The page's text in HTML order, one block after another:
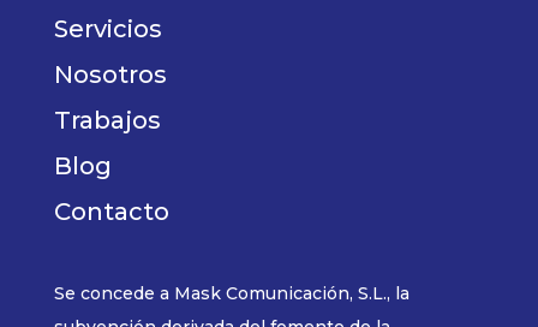
Servicios
Nosotros
Trabajos
Blog
Contacto
Se concede a Mask Comunicación, S.L., la